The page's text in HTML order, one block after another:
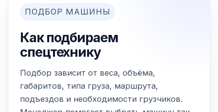
ПОДБОР МАШИНЫ
Как подбираем
спецтехнику
Подбор зависит от веса, объёма,
габаритов, типа груза, маршрута,
подъездов и необходимости грузчиков.